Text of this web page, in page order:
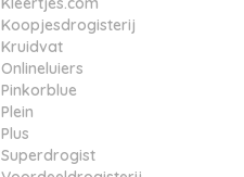
Koopjesdrogisterij
Kruidvat
Onlineluiers
Pinkorblue
Plein
Plus
Superdrogist